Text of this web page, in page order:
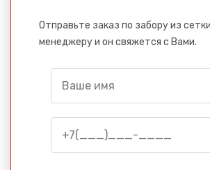
Отправьте заказ по забору из
менеджеру и он свяжется с Вами.